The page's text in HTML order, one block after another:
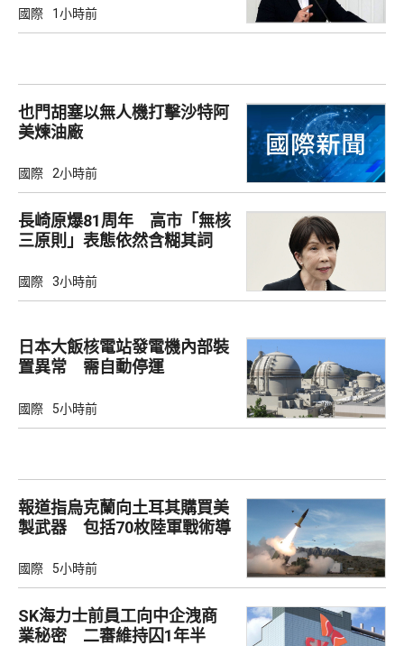
國際 1小時前
也門胡塞以無人機打擊沙特阿
美煉油廠
國際 2小時前
長崎原爆81周年 高市「無核
三原則」表態依然含糊其詞
國際 3小時前
日本大飯核電站發電機內部裝
置異常 需自動停運
國際 5小時前
報道指烏克蘭向土耳其購買美
製武器 包括70枚陸軍戰術導
國際 5小時前
SK海力士前員工向中企洩商
業秘密 二審維持囚1年半